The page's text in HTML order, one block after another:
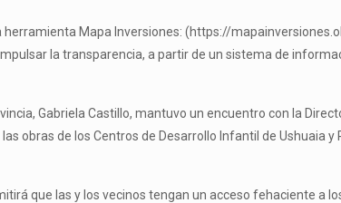
Mapa Inversiones: (https://
la transparencia, a partir de un sistema de
Gabriela Castillo, mantuvo un encuentro con la
obras de los Centros de Desarrollo Infantil de Ushuaia
que las y los vecinos tengan un acceso fehaciente a